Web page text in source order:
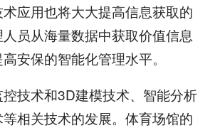
应用也将大大提高信息获取的
员从海量数据中获取价值信息
安保的智能化管理水平。
术和3D建模技术、智能分析
相关技术的发展。体育场馆的